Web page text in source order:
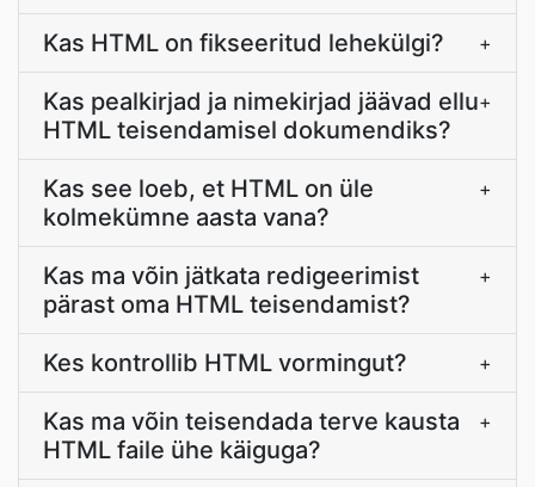
Kas HTML on fikseeritud lehekülgi? +
Kas pealkirjad ja nimekirjad jäävad ellu
HTML teisendamisel dokumendiks?
+
Kas see loeb, et HTML on üle
kolmekümne aasta vana?
+
Kas ma võin jätkata redigeerimist
pärast oma HTML teisendamist?
+
Kes kontrollib HTML vormingut? +
Kas ma võin teisendada terve kausta
HTML faile ühe käiguga?
+